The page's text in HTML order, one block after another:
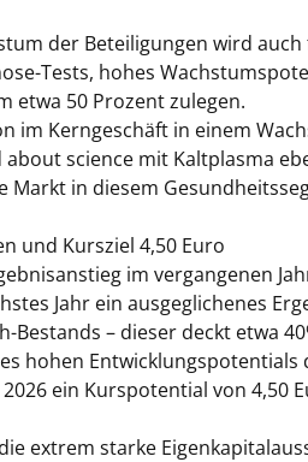
der Beteiligungen wird
Tests, hohes
etwa 50 Prozent zulegen.
im Kerngeschäft in einem
science mit Kaltplasma
Markt in diesem
und Kursziel 4,50 Euro
im vergangenen
Jahr ein ausgeglichenes
Bestands – dieser deckt etwa
hohen Entwicklungspotentials
ein Kurspotential von 4,50
extrem starke